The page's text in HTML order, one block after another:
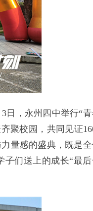
日，永州四中举行“
聚校园，共同见证
量感的盛典，既是
子们送上的成长“最